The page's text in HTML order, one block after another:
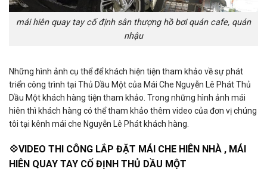
mái hiên quay tay cố định sân thượng hồ bơi quán cafe, quán
nhậu
Những hình ảnh cụ thể để khách hiện tiện tham khảo về sự phát
triển công trình tại Thủ Dầu Một của Mái Che Nguyễn Lê Phát Thủ
Dầu Một khách hàng tiện tham khảo. Trong những hình ảnh mái
hiên thì khách hàng có thể tham khảo thêm video của đơn vị chúng
tôi tại kênh mái che Nguyễn Lê Phát khách hàng.
💠VIDEO THI CÔNG LẮP ĐẶT MÁI CHE HIÊN NHÀ , MÁI
HIÊN QUAY TAY CỐ ĐỊNH THỦ DẦU MỘT